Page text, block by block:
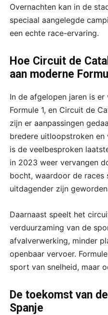
Overnachten kan in de
speciaal aangelegde
een echte race-ervaring.
Hoe Circuit de
aan moderne
In de afgelopen jaren is
Formule 1, en Circuit de
zijn er aanpassingen
bredere uitloopstroken en
is de veelbesproken
in 2023 weer vervangen
bocht, waardoor de races
uitdagender zijn
Daarnaast speelt het
verduurzaming van de
afvalverwerking, minder
openbaar vervoer.
sport van snelheid, maar
De toekomst van
Spanje